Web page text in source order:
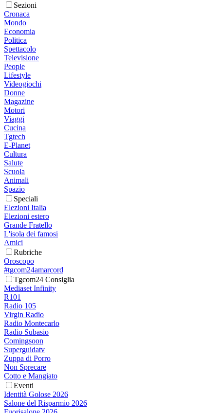
Sezioni
Cronaca
Mondo
Economia
Politica
Spettacolo
Televisione
People
Lifestyle
Videogiochi
Donne
Magazine
Motori
Viaggi
Cucina
Tgtech
E-Planet
Cultura
Salute
Scuola
Animali
Spazio
Speciali
Elezioni Italia
Elezioni estero
Grande Fratello
L'isola dei famosi
Amici
Rubriche
Oroscopo
#tgcom24amarcord
Tgcom24 Consiglia
Mediaset Infinity
R101
Radio 105
Virgin Radio
Radio Montecarlo
Radio Subasio
Comingsoon
Superguidatv
Zuppa di Porro
Non Sprecare
Cotto e Mangiato
Eventi
Identità Golose 2026
Salone del Risparmio 2026